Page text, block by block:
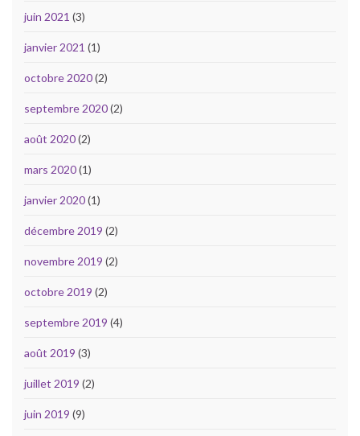
juin 2021 (3)
janvier 2021 (1)
octobre 2020(2)
septembre 2020(2)
août 2020(2)
mars 2020(1)
janvier 2020(1)
décembre 2019 (2)
novembre 2019 (2)
octobre 2019 (2)
septembre 2019 (4)
août 2019 (3)
juillet 2019 (2)
juin 2019 (9)